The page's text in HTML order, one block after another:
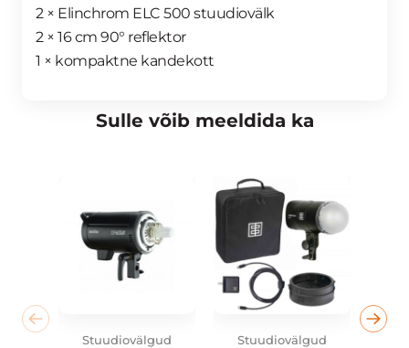
2 × Elinchrom ELC 500 stuudiovälk
2 × 16 cm 90° reflektor
1 × kompaktne kandekott
Sulle võib meeldida ka
Stuudiovälgud Stuudiovälgud